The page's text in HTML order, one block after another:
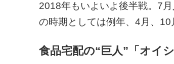
2018年もいよいよ後半戦。7
の時期としては例年、4月、
食品宅配の“巨人”「オイ